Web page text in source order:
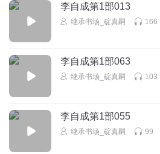
李自成第1部013
继承书场_碇真嗣 166
李自成第1部063
继承书场_碇真嗣 103
李自成第1部055
继承书场_碇真嗣 99